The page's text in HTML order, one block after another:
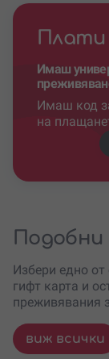
Плати
Имаш
Имаш код
на
Избери едно
гифт карта и
преживявания
виж всички